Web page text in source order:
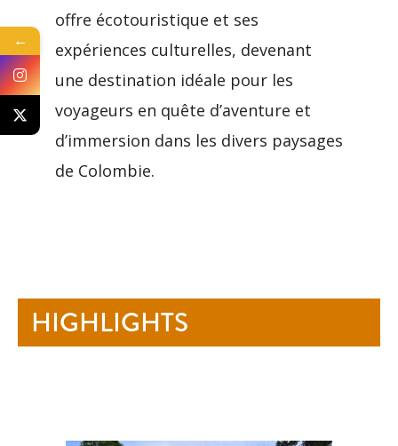
offre écotouristique et ses
expériences culturelles, devenant
une destination idéale pour les
voyageurs en quête d’aventure et
d’immersion dans les divers paysages
de Colombie.
HIGHLIGHTS
←